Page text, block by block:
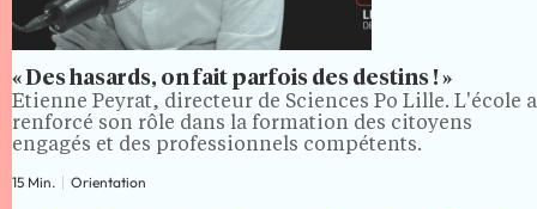
« Des hasards, on fait parfois des destins ! »
Étienne Peyrat, directeur de Sciences Po Lille. L'école a
renforcé son rôle dans la formation des citoyens
engagés et des professionnels compétents.
15 Min. Orientation